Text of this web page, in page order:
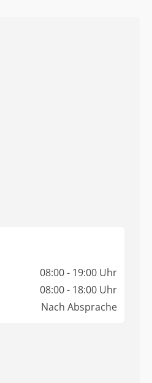
08:00 - 19:00 Uhr
08:00 - 18:00 Uhr
Nach Absprache